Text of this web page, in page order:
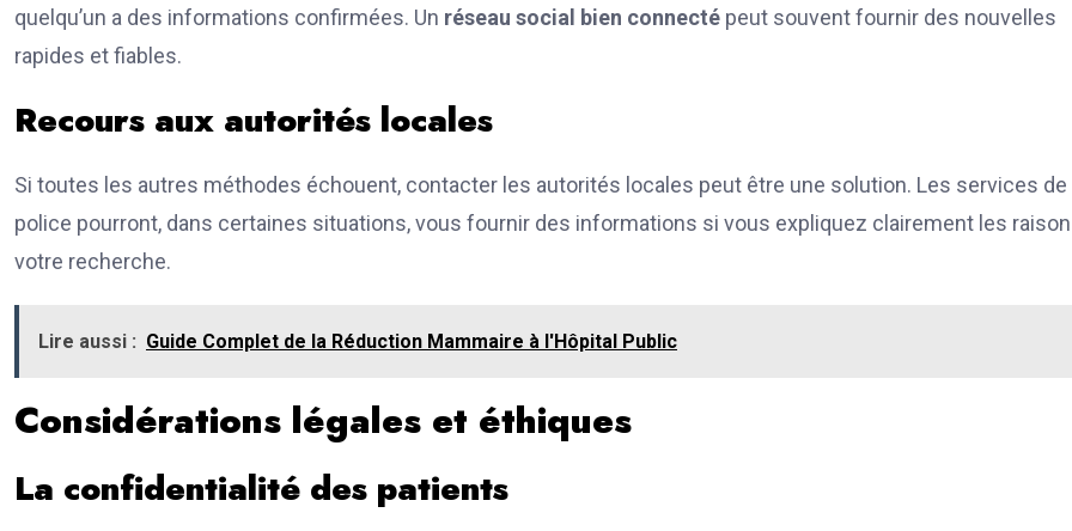
quelqu’un a des informations confirmées. Un réseau social bien connecté peut souvent fournir des nouvelles
rapides et fiables.
Recours aux autorités locales
Si toutes les autres méthodes échouent, contacter les autorités locales peut être une solution. Les services de
police pourront, dans certaines situations, vous fournir des informations si vous expliquez clairement les
votre recherche.
Lire aussi : Guide Complet de la Réduction Mammaire à l'Hôpital Public
Considérations légales et éthiques
La confidentialité des patients